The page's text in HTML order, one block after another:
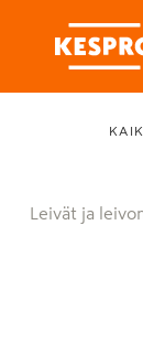
Leivät ja